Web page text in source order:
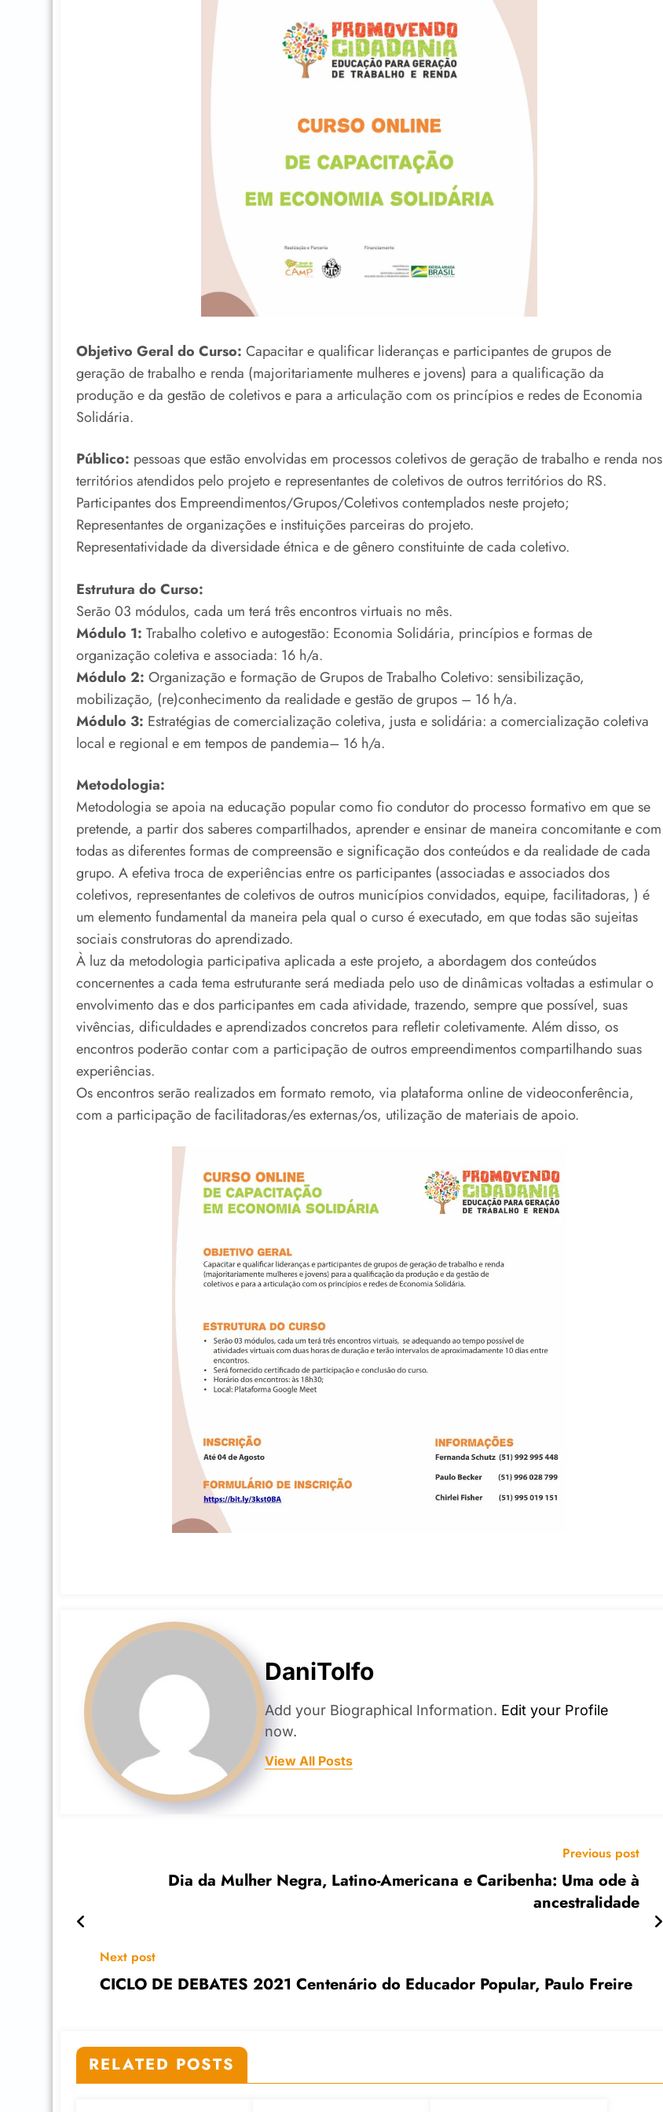
Objetivo Geral do Curso: Capacitar e qualificar lideranças e participantes de grupos de
geração de trabalho e renda (majoritariamente mulheres e jovens) para a qualificação da
produção e da gestão de coletivos e para a articulação com os princípios e redes de Economia
Solidária.
Público: pessoas que estão envolvidas em processos coletivos de geração de trabalho e renda nos
territórios atendidos pelo projeto e representantes de coletivos de outros territórios do RS.
Participantes dos Empreendimentos/Grupos/Coletivos contemplados neste projeto;
Representantes de organizações e instituições parceiras do projeto.
Representatividade da diversidade étnica e de gênero constituinte de cada coletivo.
Estrutura do Curso:
Serão 03 módulos, cada um terá três encontros virtuais no mês.
Módulo 1: Trabalho coletivo e autogestão: Economia Solidária, princípios e formas de
organização coletiva e associada: 16 h/a.
Módulo 2: Organização e formação de Grupos de Trabalho Coletivo: sensibilização,
mobilização, (re)conhecimento da realidade e gestão de grupos – 16 h/a.
Módulo 3: Estratégias de comercialização coletiva, justa e solidária: a comercialização coletiva
local e regional e em tempos de pandemia– 16 h/a.
Metodologia:
Metodologia se apoia na educação popular como fio condutor do processo formativo em que se
pretende, a partir dos saberes compartilhados, aprender e ensinar de maneira concomitante e com
todas as diferentes formas de compreensão e significação dos conteúdos e da realidade de cada
grupo. A efetiva troca de experiências entre os participantes (associadas e associados dos
coletivos, representantes de coletivos de outros municípios convidados, equipe, facilitadoras, ) é
um elemento fundamental da maneira pela qual o curso é executado, em que todas são sujeitas
sociais construtoras do aprendizado.
À luz da metodologia participativa aplicada a este projeto, a abordagem dos conteúdos
concernentes a cada tema estruturante será mediada pelo uso de dinâmicas voltadas a estimular o
envolvimento das e dos participantes em cada atividade, trazendo, sempre que possível, suas
vivências, dificuldades e aprendizados concretos para refletir coletivamente. Além disso, os
encontros poderão contar com a participação de outros empreendimentos compartilhando suas
experiências.
Os encontros serão realizados em formato remoto, via plataforma online de videoconferência,
com a participação de facilitadoras/es externas/os, utilização de materiais de apoio.
DaniTolfo
Add your Biographical Information. Edit your Profile
now.
View All Posts
Previous post
Dia da Mulher Negra, Latino-Americana e Caribenha: Uma ode à
ancestralidade
Next post
CICLO DE DEBATES 2021 Centenário do Educador Popular, Paulo Freire
RELATED POSTS